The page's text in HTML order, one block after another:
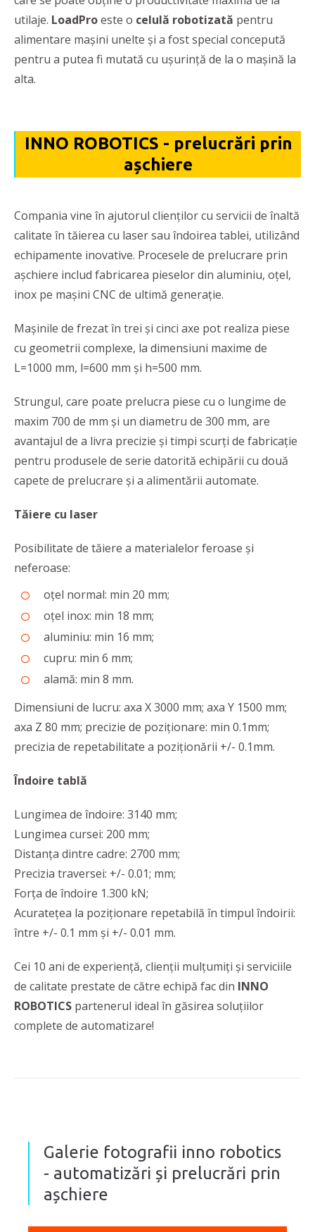
utilaje. LoadProeste o celulă robotizată pentru
alimentare mașini unelte și a fost special concepută
pentru a putea fi mutată cu ușurință de la o mașină la
alta.
INNO ROBOTICS - prelucrări prin
așchiere
Compania vine în ajutorul clienților cu servicii de înaltă
calitate în tăierea cu laser sau îndoirea tablei, utilizând
echipamente inovative. Procesele de prelucrare prin
așchiere includ fabricarea pieselor din aluminiu, oțel,
inox pe mașini CNC de ultimă generație.
Mașinile de frezat în trei și cinci axe pot realiza piese
cu geometrii complexe, la dimensiuni maxime de
L=1000 mm, l=600 mm și h=500 mm.
Strungul, care poate prelucra piese cu o lungime de
maxim 700 de mm și un diametru de 300 mm, are
avantajul de a livra precizie și timpi scurți de fabricație
pentru produsele de serie datorită echipării cu două
capete de prelucrare și a alimentării automate.
Tăiere cu laser
Posibilitate de tăiere a materialelor feroase și
neferoase:
oțel normal: min 20 mm;
oțel inox: min 18 mm;
aluminiu: min 16 mm;
cupru: min 6 mm;
alamă: min 8 mm.
Dimensiuni de lucru: axa X 3000 mm; axa Y 1500 mm;
axa Z 80 mm; precizie de poziționare: min 0.1mm;
precizia de repetabilitate a poziționării +/- 0.1mm.
Îndoire tablă
Lungimea de îndoire: 3140 mm;
Lungimea cursei: 200 mm;
Distanța dintre cadre: 2700 mm;
Precizia traversei: +/- 0.01; mm;
Forța de îndoire 1.300 kN;
Acuratețea la poziționare repetabilă în timpul îndoirii:
între +/- 0.1 mm și +/- 0.01 mm.
Cei 10 ani de experiență, clienții mulțumiți și serviciile
de calitate prestate de către echipă fac din INNO
ROBOTICS partenerul ideal în găsirea soluțiilor
complete de automatizare!
Galerie fotografii inno robotics
- automatizări și prelucrări prin
așchiere